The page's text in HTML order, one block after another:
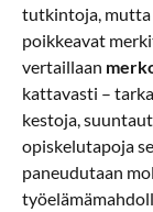
tutkintoja, mutta
poikkeavat
vertaillaan
kattavasti –
kestoja,
opiskelutapoja
paneudutaan